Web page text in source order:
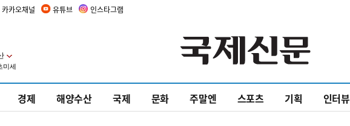
카카오채널 유튜브 인스타그램
경제 해양수산 국제 문화 주말엔 스포츠 기획 인터뷰